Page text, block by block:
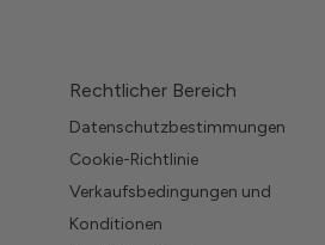
Rechtlicher Bereich
Datenschutzbestimmungen
Cookie-Richtlinie
Verkaufsbedingungen und
Konditionen